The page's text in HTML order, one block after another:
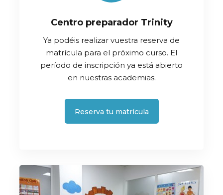
Centro preparador Trinity
Ya podéis realizar vuestra reserva de
matrícula para el próximo curso. El
período de inscripción ya está abierto
en nuestras academias.
Reserva tu matrícula